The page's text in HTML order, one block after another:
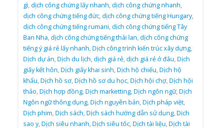
gì,dịch công chứng lấy nhanh,dịch công chứng nhanh,
dịch công chứng tiếng đức,dịch công chứng tiếng Hungary,
dịch công chứng tiếng rumani,dịch công chứng tiếng Tây
Ban Nha,dịch công chứng tiếng thái lan,dịch công chứng
tiếng ý giá rẻ lấy nhanh,Dịch công trình kiến trúc xây dựng,
Dịch dự án,Dịch du lịch,dịch giá rẻ,dịch giá rẻ ở đâu,Dịch
giấy kết hôn,Dịch giấy khai sinh,Dịch hộ chiếu,Dịch hộ
khẩu,Dịch hồ sơ,Dịch hồ sơ du học,Dịch hội chợ,Dịch hội
thảo,Dịch hợp đồng,Dịch marketting,Dịch ngôn ngữ,Dịch
Ngôn ngữ thông dụng,Dịch nguyên bản,Dịch pháp việt,
Dịch phim,Dịch sách,Dịch sách hướng dẫn sử dụng,Dịch
sao y,Dịch siêu nhanh,Dịch siêu tốc,Dịch tài liệu,Dịch tài